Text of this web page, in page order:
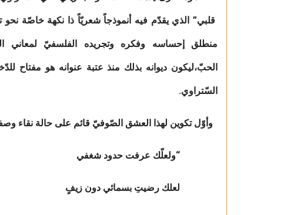
قلبي” الذي يقدّم فيه أنموذجاً شعريّاً ذا نكهة خاصّة
منطلق إحساسه وفكره وتجريده الفلسفيّ لمعاني
الحبّ،ليكون ديوانه بذلك منذ عتبة عنوانه هو
السّتراوي.
وأوّل تكوين لهذا العشق الصّوفيّ قائم على حالة نقاء
“ولعلّك عرفت حدود شغفي
لعلك رضيتِ بسمائي دون زيفٍ